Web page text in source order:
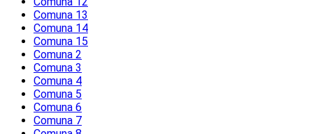
Comuna 13
Comuna 14
Comuna 15
Comuna 2
Comuna 3
Comuna 4
Comuna 5
Comuna 6
Comuna 7